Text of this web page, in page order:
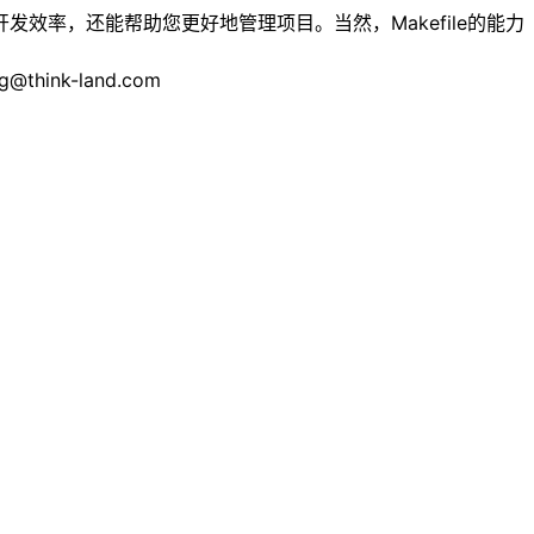
效率，还能帮助您更好地管理项目。当然，Makefile的能力
land.com